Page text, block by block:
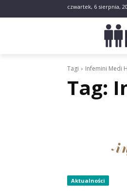
czwartek, 6 sierpnia,
Tagi Infemini Medi
Tag:
Aktualności